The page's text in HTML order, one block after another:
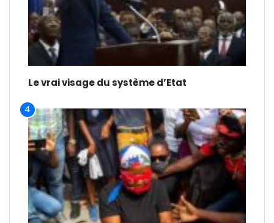
Le vrai visage du système d’Etat
4